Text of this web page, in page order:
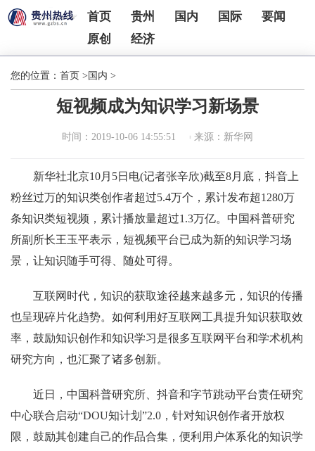
首页 贵州 国内 国际
要闻
原创
经济
您的位置： 首页 > 国内 >
短视频成为知识学习新场景
时间：2019-10-06 14:55:51 来源：新华网
新华社北京10月5日电(记者张辛欣)截至8月底，抖音上
粉丝过万的知识类创作者超过5.4万个，累计发布超1280万
条知识类短视频，累计播放量超过1.3万亿。中国科普研究
所副所长王玉平表示，短视频平台已成为新的知识学习场
景，让知识随手可得、随处可得。
互联网时代，知识的获取途径越来越多元，知识的传播
也呈现碎片化趋势。如何利用好互联网工具提升知识获取效
率，鼓励知识创作和知识学习是很多互联网平台和学术机构
研究方向，也汇聚了诸多创新。
近日，中国科普研究所、抖音和字节跳动平台责任研究
中心联合启动“DOU知计划”2.0，针对知识创作者开放权
限，鼓励其创建自己的作品合集，便利用户体系化的知识学